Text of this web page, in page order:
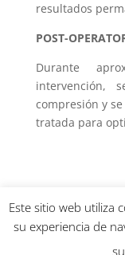
resultados
POST-
Durante
intervención,
compresión y
tratada para
Multimedia
Este sitio web utiliza
su experiencia de